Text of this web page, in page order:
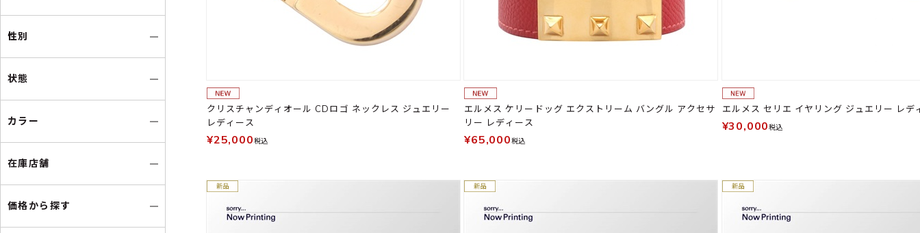
性別
状態
カラー
在庫店舗
価格から探す
クリスチャンディオール CDロゴ ネックレス ジュエリー
レディース
¥25,000税込
エルメス ケリードッグ エクストリーム バングル アクセサ
リー レディース
¥65,000税込
エルメス セリエ イヤリング ジュエリー レデ
¥30,000税込